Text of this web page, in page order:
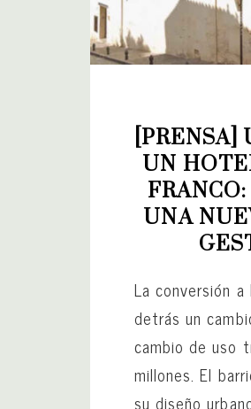
UN
UNA
La conversión
detrás un
cambio de uso
millones. El
su diseño